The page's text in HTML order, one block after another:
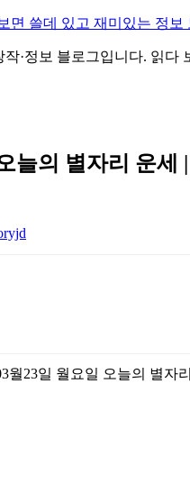
면 쓸데 있고 재미있는 정보
·정보 블로그입니다. 읽
늘의 별자리 운